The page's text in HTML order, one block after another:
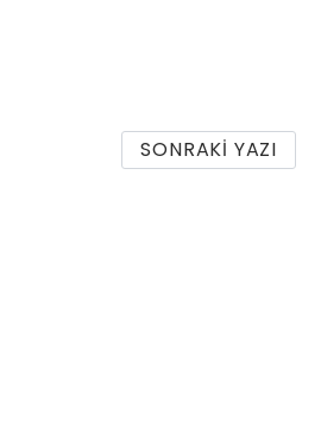
SONRAKI YAZI